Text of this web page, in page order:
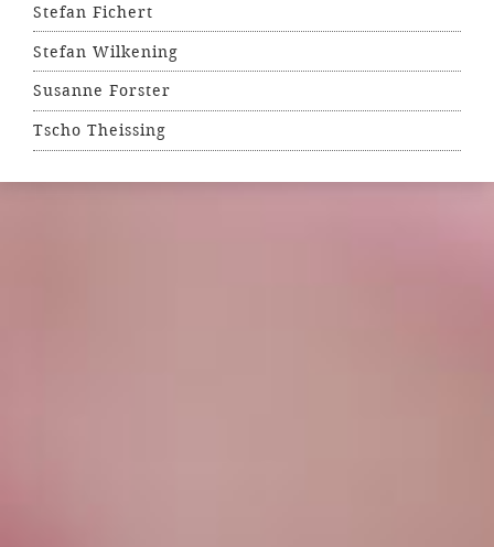
Stefan Fichert
Stefan Wilkening
Susanne Forster
Tscho Theissing